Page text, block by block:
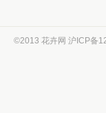
©2013 花卉网 沪ICP备